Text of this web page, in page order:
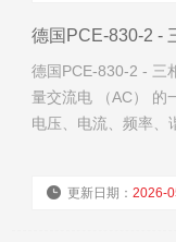
德国PCE-830-2 -
德国PCE-830-2 - 三
量交流电 （AC） 的
电压、电流、频率、
更新日期：2026-